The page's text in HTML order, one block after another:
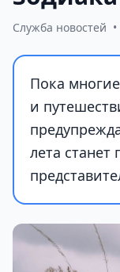
Служба новостей •
Пока
и
лета